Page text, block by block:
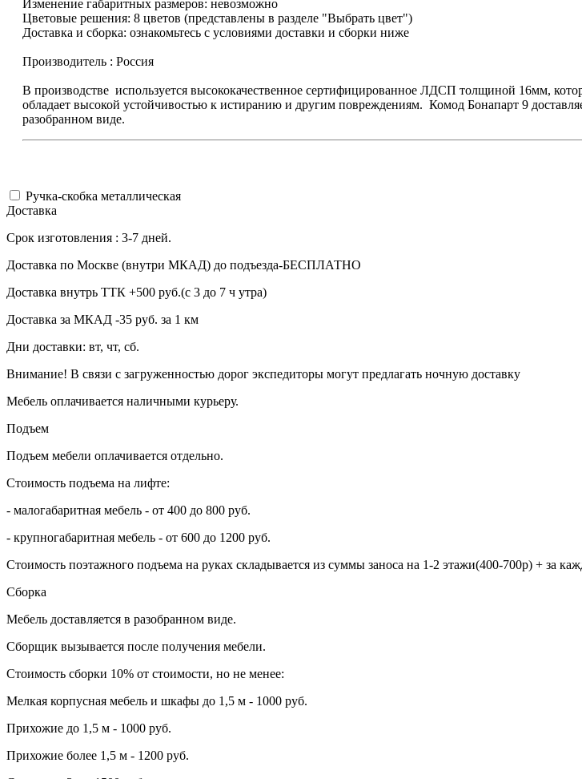
Изменение габаритных размеров: невозможно
Цветовые решения: 8 цветов (представлены в разделе "Выбрать цвет")
Доставка и сборка: ознакомьтесь с условиями доставки и сборки ниже
Производитель : Россия
В производстве используется высококачественное сертифицированное ЛДСП толщиной 16мм,
обладает высокой устойчивостью к истиранию и другим повреждениям. Комод Бонапарт 9
разобранном виде.
Ручка-скобка металлическая
Доставка
Срок изготовления : 3-7 дней.
Доставка по Москве (внутри МКАД) до подъезда-БЕСПЛАТНО
Доставка внутрь ТТК +500 руб.(с 3 до 7 ч утра)
Доставка за МКАД -35 руб. за 1 км
Дни доставки: вт, чт, сб.
Внимание! В связи с загруженностью дорог экспедиторы могут предлагать ночную доставку
Мебель оплачивается наличными курьеру.
Подъем
Подъем мебели оплачивается отдельно.
Стоимость подъема на лифте:
- малогабаритная мебель - от 400 до 800 руб.
- крупногабаритная мебель - от 600 до 1200 руб.
Стоимость поэтажного подъема на руках складывается из суммы заноса на 1-2 этажи(400-700р) + за
Сборка
Мебель доставляется в разобранном виде.
Сборщик вызывается после получения мебели.
Стоимость сборки 10% от стоимости, но не менее:
Мелкая корпусная мебель и шкафы до 1,5 м - 1000 руб.
Прихожие до 1,5 м - 1000 руб.
Прихожие более 1,5 м - 1200 руб.